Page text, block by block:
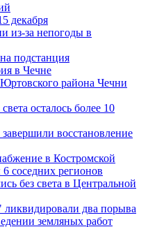
декабря
из-за непогоды в
подстанция
в Чечне
района Чечни
осталось более 10
восстановление
в Костромской
соседних регионов
без света в Центральной
два порыва
земляных работ